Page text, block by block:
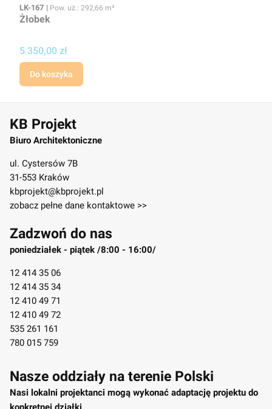
Kod
LK-167 Powierzchnia użytkowa
Pow. uż.: 292,66 m²
Żłobek
Cena projektu
5 350,00 zł
Do koszyka
KB Projekt
Biuro Architektoniczne
ul. Cystersów 7B
31-553 Kraków
kbprojekt@kbprojekt.pl
zobacz pełne dane kontaktowe >>
Zadzwoń do nas
poniedziałek - piątek /8:00 - 16:00/
12 414 35 06
12 414 35 34
12 410 49 71
12 410 49 72
535 261 161
780 015 759
Nasze oddziały na terenie Polski
Nasi lokalni projektanci mogą wykonać adaptację projektu do